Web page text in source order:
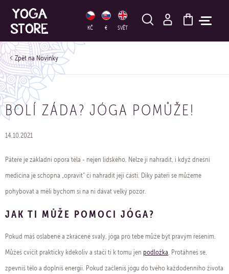
KČ € SVĚT
HLEDAT
Novinky
BOLÍ ZÁDA? JÓGA POMŮŽE!
14.10.2021
Páteře je základní opora těla - nejen lidského. Nelze ji nahradit, i když dnešní
medicína je schopna „opravit“ či nahradit její části. Díky páteři se můžeme
pohybovat a měli bychom si na ni dávat velký pozor.
JAK TI MŮŽE POMOCI JÓGA?
Pokud máš oslabené a zkrácené svaly, jóga pro tebe může být pravým řešením.
Můžeš cvičit prakticky kdekoliv a stačí ti k tomu jen podložka. Protáhneš se,
zpevníš tělo a doplníš energii. Pokud začleníš jógu do tvého každodenního života